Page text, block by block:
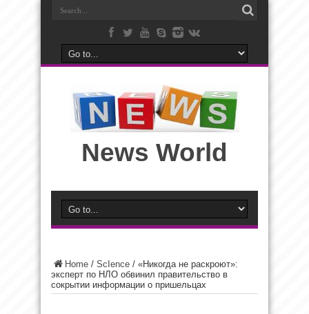
News World
Home / ScIence / «Никогда не раскроют»:
эксперт по НЛО обвинил правительство в
сокрытии информации о пришельцах